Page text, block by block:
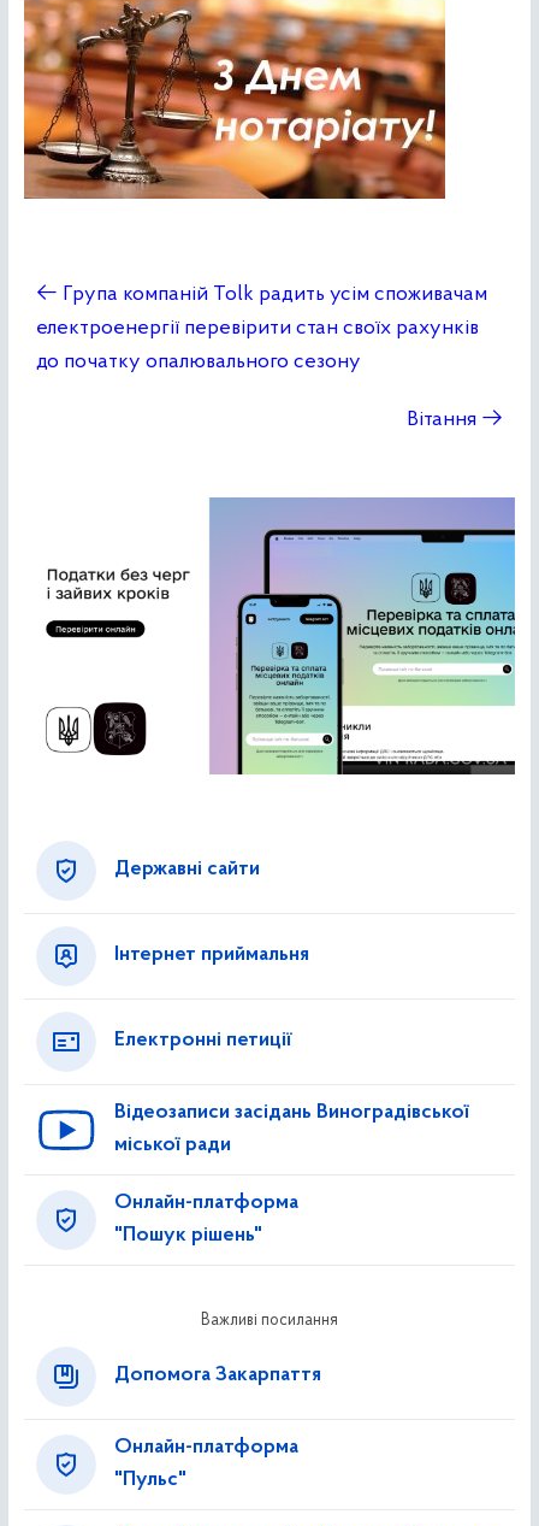
← Група компаній Tolk радить усім споживачам
електроенергії перевірити стан своїх рахунків
до початку опалювального сезону
Вітання →
Державні сайти
Інтернет приймальня
Електронні петиції
Відеозаписи засідань Виноградівської
міської ради
Онлайн-платформа
"Пошук рішень"
Важливі посилання
Допомога Закарпаття
Онлайн-платформа
"Пульс"